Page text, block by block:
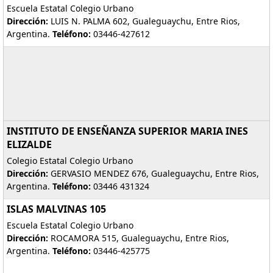
Escuela Estatal Colegio Urbano
Dirección: LUIS N. PALMA 602, Gualeguaychu, Entre Rios,
Argentina. Teléfono: 03446-427612
INSTITUTO DE ENSEÑANZA SUPERIOR MARIA INES
ELIZALDE
Colegio Estatal Colegio Urbano
Dirección: GERVASIO MENDEZ 676, Gualeguaychu, Entre Rios,
Argentina. Teléfono: 03446 431324
ISLAS MALVINAS 105
Escuela Estatal Colegio Urbano
Dirección: ROCAMORA 515, Gualeguaychu, Entre Rios,
Argentina. Teléfono: 03446-425775